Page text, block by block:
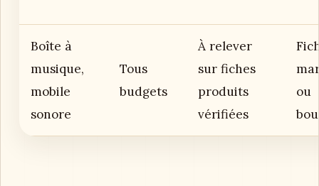
Boîte à
musique,
mobile
sonore
Tous
budgets
À relever
sur fiches
produits
vérifiées
ou